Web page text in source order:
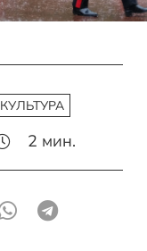
КУЛЬТУРА
2 мин.